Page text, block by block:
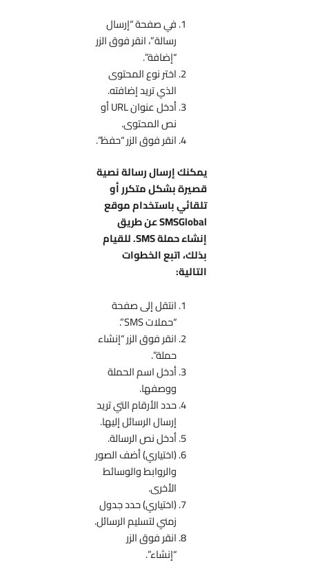
في صفحة “إرسال
رسالة”، انقر فوق الزر
“إضافة”.
اختر نوع المحتوى
الذي تريد إضافته.
أدخل عنوان URL أو
نص المحتوى.
انقر فوق الزر “حفظ”.
يمكنك إرسال رسالة نصية
قصيرة بشكل متكرر أو
تلقائي باستخدام موقع
SMSGlobal عن طريق
إنشاء حملة SMS. للقيام
بذلك، اتبع الخطوات
التالية:
انتقل إلى صفحة
“حملات SMS”.
انقر فوق الزر “إنشاء
حملة”.
أدخل اسم الحملة
ووصفها.
حدد الأرقام التي تريد
إرسال الرسائل إليها.
أدخل نص الرسالة.
(اختياري) أضف الصور
والروابط والوسائط
الأخرى.
(اختياري) حدد جدول
زمني لتسليم الرسائل.
انقر فوق الزر
“إنشاء”.